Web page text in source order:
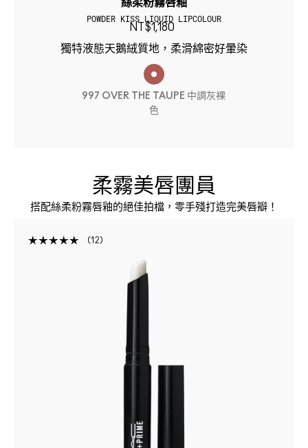
絲柔粉霧唇釉
POWDER KISS LIQUID LIPCOLOUR
NT$1,180
獨特液態天鵝絨質地，柔滑綿密好暈染
997 OVER THE TAUPE 中調灰裸
色
柔霧美唇團員
搭配絲柔粉霧唇釉的絕佳拍檔，零手殘打造完美唇瓣！
12